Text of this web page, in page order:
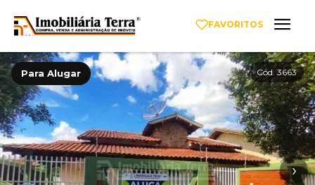
FAVORITOS
Para Alugar Cód. 3663
‹ ›